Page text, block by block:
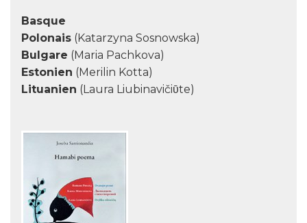
Basque
Polonais (Katarzyna Sosnowska)
Bulgare (Maria Pachkova)
Estonien (Merilin Kotta)
Lituanien (Laura Liubinavičiῡte)